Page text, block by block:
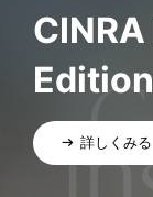
詳しくみる